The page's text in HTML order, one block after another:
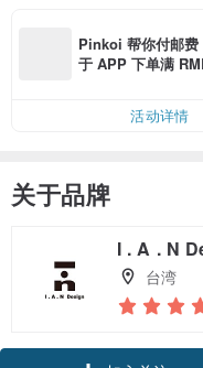
Pinkoi 帮你付邮费
于 APP 下单满
活动详情
关于品牌
I . A . N
台湾